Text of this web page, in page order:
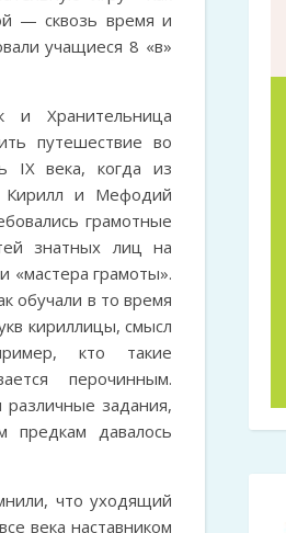
— сквозь время и
учащиеся 8 «в»
и Хранительница
путешествие во
IX века, когда из
Кирилл и Мефодий
грамотные
знатных лиц на
«мастера грамоты».
обучали в то время
кириллицы, смысл
кто такие
перочинным.
различные задания,
предкам давалось
что уходящий
века наставником